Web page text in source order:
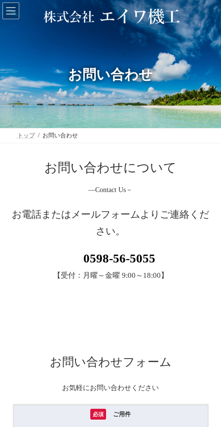
コ
ン
テ
ッ
プ
ナ
ビ
ゲ
移
動
お問い合わせ
トップ お問い合わせ
お問い合わせについて
―Contact Us－
お電話またはメールフォームよりご連絡くだ
さい。
0598-56-5055
【受付：月曜～金曜 9:00～18:00】
お問い合わせフォーム
お気軽にお問い合わせください
必須 ご用件